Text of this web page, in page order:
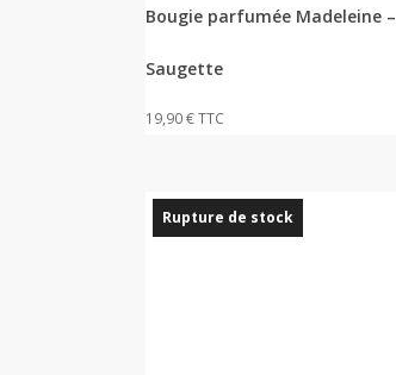
Bougie parfumée Madeleine –
Saugette
19,90€TTC
Rupture de stock